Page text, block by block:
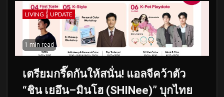
LIVING UPDATE
1 min read
เตรียมกรี๊ดกันให้สนั่น! แอลจีคว้าตัว
“ชิน เยอึน–มินโฮ (SHINee)” บุกไทย